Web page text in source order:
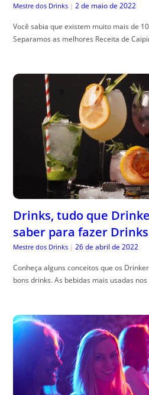
Mestre dos Drinks | 2 de maio de 2022
Você sabia que existem muito mais de
Separamos as melhores Receita de
Drinks, tudo que
saber para fazer
Mestre dos Drinks | 26 de abril de 2022
Conheça alguns conceitos que os
bons drinks. As bebidas mais usadas